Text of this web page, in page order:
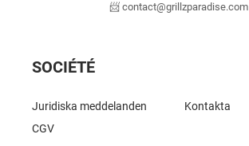
📨 contact@grillzparadise.com
SOCIÉTÉ
Juridiska meddelanden
CGV
Kontakta